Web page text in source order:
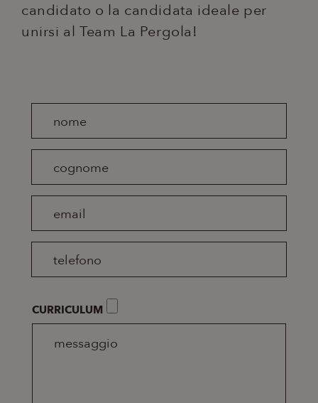
candidato o la candidata ideale per
unirsi al Team La Pergola!
CURRICULUM